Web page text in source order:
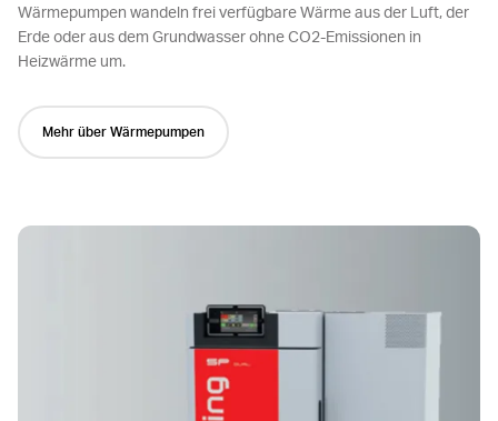
Wärmepumpen wandeln frei verfügbare Wärme aus der Luft, der
Erde oder aus dem Grundwasser ohne CO2-Emissionen in
Heizwärme um.
Mehr über Wärmepumpen